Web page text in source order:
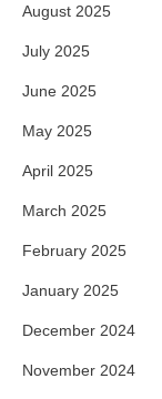
August 2025
July 2025
June 2025
May 2025
April 2025
March 2025
February 2025
January 2025
December 2024
November 2024